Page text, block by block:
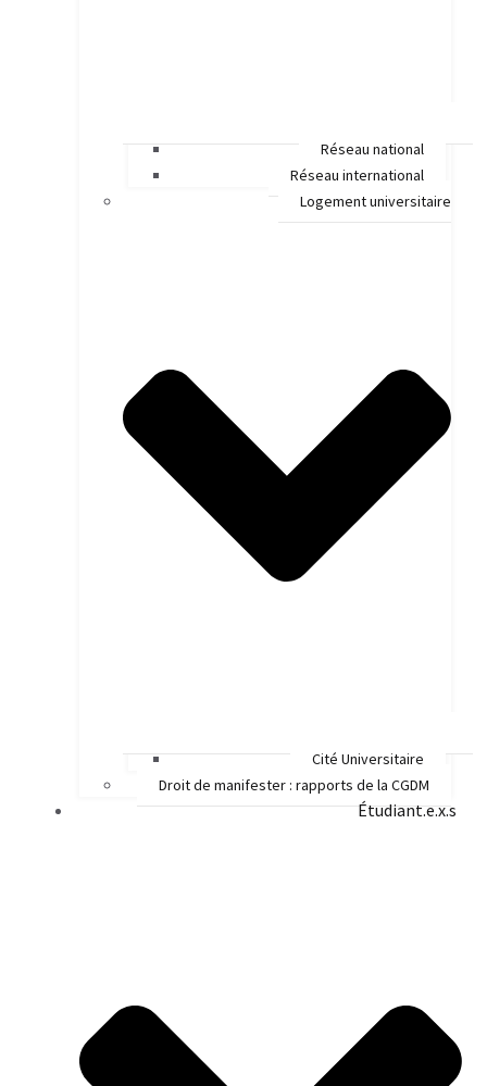
Réseau national
Réseau international
Logement universitaire
Cité Universitaire
Droit de manifester : rapports de la CGDM
Étudiant.e.x.s